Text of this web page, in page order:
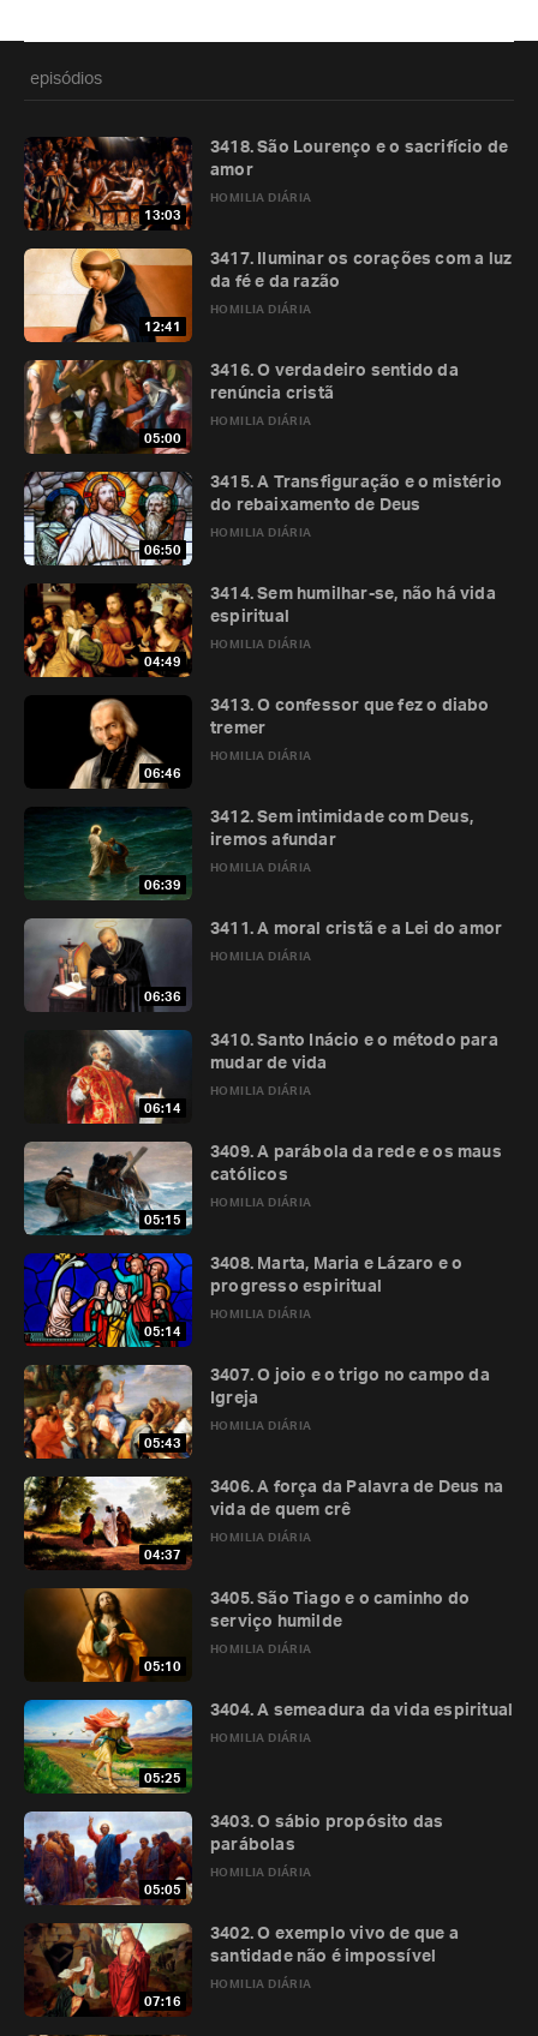
episódios
13:03
HOMILIA DIÁRIA
3418. São Lourenço e o sacrifício de
amor
12:41
HOMILIA DIÁRIA
3417. Iluminar os corações com a luz
da fé e da razão
05:00
HOMILIA DIÁRIA
3416. O verdadeiro sentido da
renúncia cristã
06:50
HOMILIA DIÁRIA
3415. A Transfiguração e o mistério
do rebaixamento de Deus
04:49
HOMILIA DIÁRIA
3414. Sem humilhar-se, não há vida
espiritual
06:46
HOMILIA DIÁRIA
3413. O confessor que fez o diabo
tremer
06:39
HOMILIA DIÁRIA
3412. Sem intimidade com Deus,
iremos afundar
06:36
HOMILIA DIÁRIA
3411. A moral cristã e a Lei do amor
06:14
HOMILIA DIÁRIA
3410. Santo Inácio e o método para
mudar de vida
05:15
HOMILIA DIÁRIA
3409. A parábola da rede e os maus
católicos
05:14
HOMILIA DIÁRIA
3408. Marta, Maria e Lázaro e o
progresso espiritual
05:43
HOMILIA DIÁRIA
3407. O joio e o trigo no campo da
Igreja
04:37
HOMILIA DIÁRIA
3406. A força da Palavra de Deus na
vida de quem crê
05:10
HOMILIA DIÁRIA
3405. São Tiago e o caminho do
serviço humilde
05:25
HOMILIA DIÁRIA
3404. A semeadura da vida espiritual
05:05
HOMILIA DIÁRIA
3403. O sábio propósito das
parábolas
07:16
HOMILIA DIÁRIA
3402. O exemplo vivo de que a
santidade não é impossível